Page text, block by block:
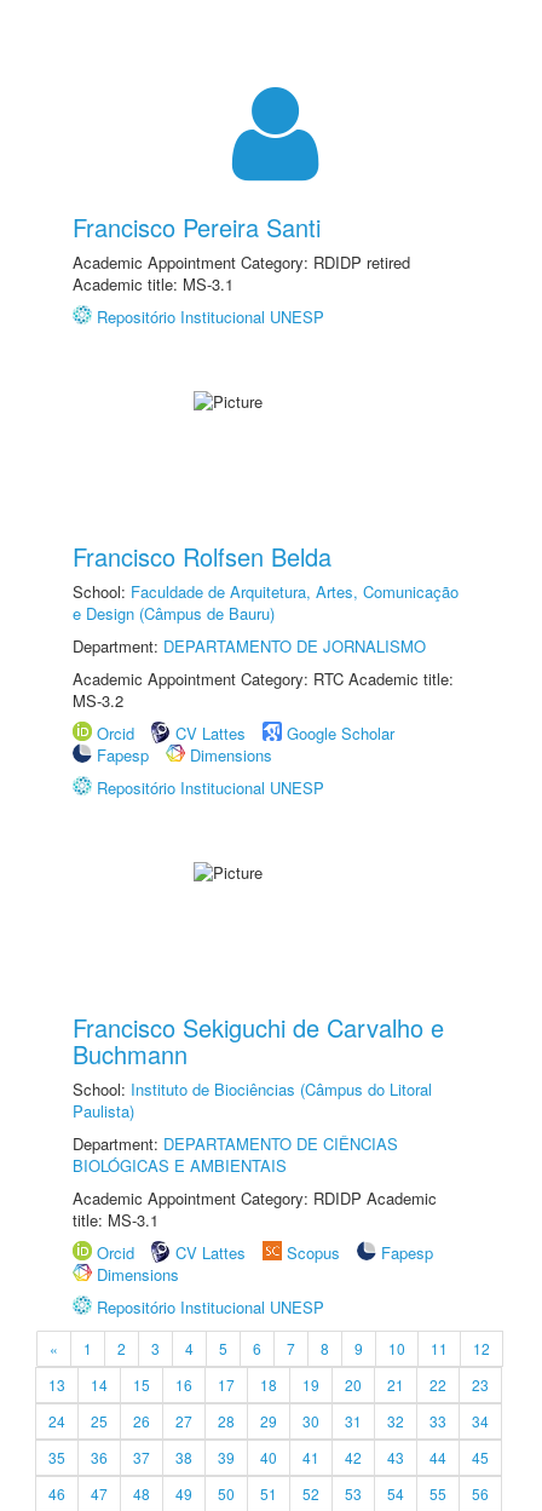
Francisco Pereira Santi
Academic Appointment Category: RDIDP retired
Academic title: MS-3.1
Repositório Institucional UNESP
Francisco Rolfsen Belda
School: Faculdade de Arquitetura, Artes, Comunicação
e Design (Câmpus de Bauru)
Department: DEPARTAMENTO DE JORNALISMO
Academic Appointment Category: RTC Academic title:
MS-3.2
Orcid
CV Lattes
Google Scholar
Fapesp
Dimensions
Repositório Institucional UNESP
Francisco Sekiguchi de Carvalho e
Buchmann
School: Instituto de Biociências (Câmpus do Litoral
Paulista)
Department: DEPARTAMENTO DE CIÊNCIAS
BIOLÓGICAS E AMBIENTAIS
Academic Appointment Category: RDIDP Academic
title: MS-3.1
Orcid
CV Lattes Scopus
Fapesp
Dimensions
Repositório Institucional UNESP
« 1 2 3 4 5 6 7 8 9 10 11
12
13
14 15 16 17 18 19 20 21 22
23
24
25 26 27 28 29 30 31 32 33
34
35
36 37 38 39 40 41 42 43 44
45
46
47 48 49 50 51 52 53 54 55
56